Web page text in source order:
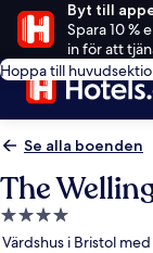
Byt till
Spara 10 %
in för att
Hoppa till
Se alla boenden
The
4.0-
stjärnigt
Värdshus i Bristol